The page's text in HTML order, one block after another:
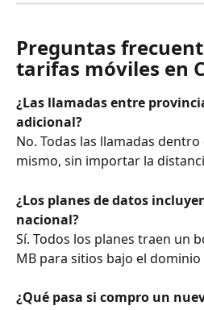
Preguntas
tarifas móviles en
¿Las llamadas entre
adicional?
No. Todas las llamadas
mismo, sin importar la
¿Los planes de datos
nacional?
Sí. Todos los planes traen un
MB para sitios bajo el dominio
¿Qué pasa si compro un